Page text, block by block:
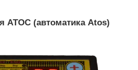
ATOС (автоматика Atos)